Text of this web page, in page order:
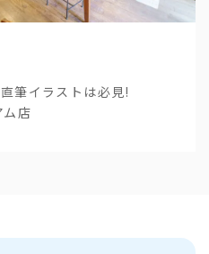
筆イラストは必見!
店